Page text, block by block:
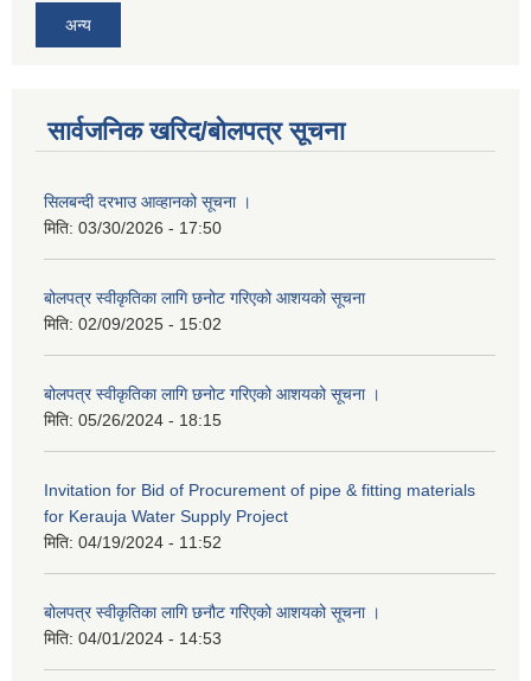
अन्य
सार्वजनिक खरिद/बोलपत्र सूचना
सिलबन्दी दरभाउ आव्हानको सूचना ।
मिति: 03/30/2026 - 17:50
बोलपत्र स्वीकृतिका लागि छनोट गरिएको आशयको सूचना
मिति: 02/09/2025 - 15:02
बोलपत्र स्वीकृतिका लागि छनोट गरिएको आशयको सूचना ।
मिति: 05/26/2024 - 18:15
Invitation for Bid of Procurement of pipe & fitting materials
for Kerauja Water Supply Project
मिति: 04/19/2024 - 11:52
बोलपत्र स्वीकृतिका लागि छनौट गरिएको आशयको सूचना ।
मिति: 04/01/2024 - 14:53